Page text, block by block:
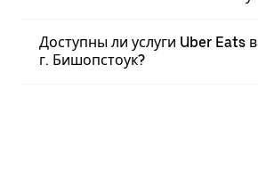
Доступны ли услуги Uber Eats в
г. Бишопстоук?